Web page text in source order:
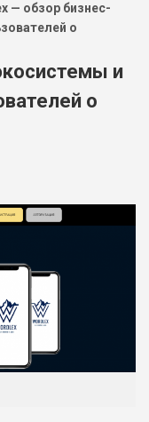
— обзор бизнес-
о
и
о